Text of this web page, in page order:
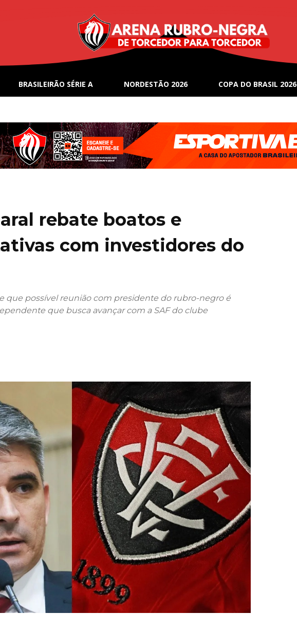
BRASILEIRÃO SÉRIE A NORDESTÃO 2026 COPA DO BRASIL 2026
rebate boatos e
com investidores do
que possível reunião com presidente do rubro-negro é
que busca avançar com a SAF do clube